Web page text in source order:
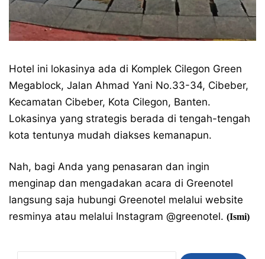
Hotel ini lokasinya ada di Komplek Cilegon Green
Megablock, Jalan Ahmad Yani No.33-34, Cibeber,
Kecamatan Cibeber, Kota Cilegon, Banten.
Lokasinya yang strategis berada di tengah-tengah
kota tentunya mudah diakses kemanapun.
Nah, bagi Anda yang penasaran dan ingin
menginap dan mengadakan acara di Greenotel
langsung saja hubungi Greenotel melalui website
resminya atau melalui Instagram @greenotel. (Ismi)